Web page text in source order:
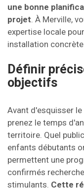
une bonne
projet. À Merville,
expertise locale
installation
Définir
objectifs
Avant d'esquisser
prenez le temps
territoire. Quel
enfants débutants
permettent une
confirmés
stimulants. Cette